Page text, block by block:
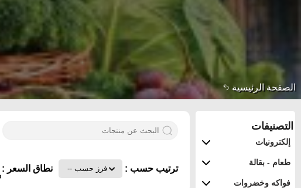
الصفحة الرئيسية
التصنيفات
إلكترونيات
طعام - بقالة
فواكه وخضروات
ترتيب حسب : نطاق السعر :